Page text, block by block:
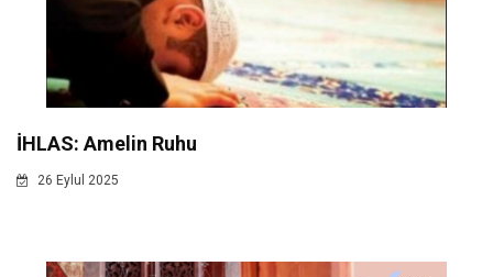
İHLAS: Amelin Ruhu
26 Eylul 2025